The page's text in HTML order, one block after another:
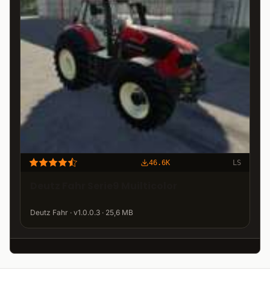
46.6K LS
Deutz Fahr · v1.0.0.3 · 25,6 MB